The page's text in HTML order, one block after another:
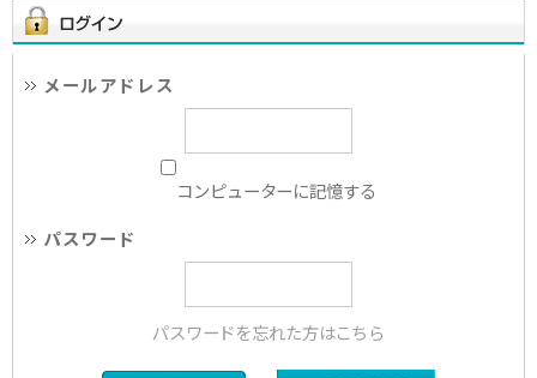
メールアドレス
コンピューターに記憶する
パスワード
パスワードを忘れた方はこちら